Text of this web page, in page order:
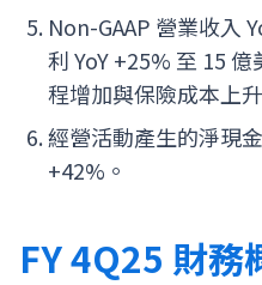
Non-GAAP 營業收入
利 YoY +25% 至 15
程增加與保險成本上
經營活動產生的淨現
+42%。
FY 4Q25 財務